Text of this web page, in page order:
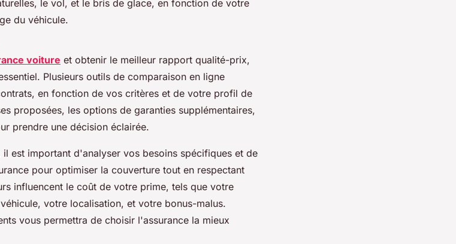
le vol, et le bris de glace, en fonction de votre
du véhicule.
voiture et obtenir le meilleur rapport qualité-prix,
Plusieurs outils de comparaison en ligne
en fonction de vos critères et de votre profil de
proposées, les options de garanties supplémentaires,
prendre une décision éclairée.
il est important d'analyser vos besoins spécifiques et de
pour optimiser la couverture tout en respectant
influencent le coût de votre prime, tels que votre
votre localisation, et votre bonus-malus.
vous permettra de choisir l'assurance la mieux